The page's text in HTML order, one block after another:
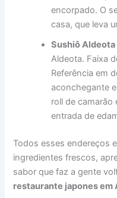
encorpado. O
casa, que leva
Sushiô Aldeota
Aldeota. Faixa
Referência em
aconchegante
roll de camarão
entrada de
Todos esses endereços
ingredientes frescos,
sabor que faz a gente
restaurante japones em